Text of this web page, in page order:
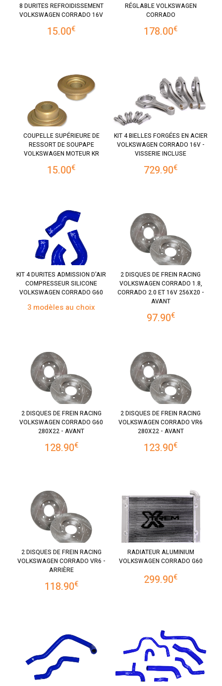
8 DURITES REFROIDISSEMENT
VOLKSWAGEN CORRADO 16V
15.00€
RÉGLABLE VOLKSWAGEN
CORRADO
178.00€
COUPELLE SUPÉRIEURE DE
RESSORT DE SOUPAPE
VOLKSWAGEN MOTEUR KR
15.00€
KIT 4 BIELLES FORGÉES EN ACIER
VOLKSWAGEN CORRADO 16V -
VISSERIE INCLUSE
729.90€
KIT 4 DURITES ADMISSION D'AIR
COMPRESSEUR SILICONE
VOLKSWAGEN CORRADO G60
3 modèles au choix
2 DISQUES DE FREIN RACING
VOLKSWAGEN CORRADO 1.8,
CORRADO 2.0 ET 16V 256X20 -
AVANT
97.90€
2 DISQUES DE FREIN RACING
VOLKSWAGEN CORRADO G60
280X22 - AVANT
128.90€
2 DISQUES DE FREIN RACING
VOLKSWAGEN CORRADO VR6
280X22 - AVANT
123.90€
2 DISQUES DE FREIN RACING
VOLKSWAGEN CORRADO VR6 -
ARRIÈRE
118.90€
RADIATEUR ALUMINIUM
VOLKSWAGEN CORRADO G60
299.90€